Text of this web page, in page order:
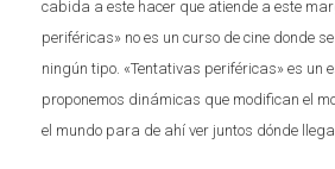
cabida a este hacer que atiende a este
periféricas» no es un curso de cine donde
ningún tipo. «Tentativas periféricas» es un
proponemos dinámicas que modifican el
el mundo para de ahí ver juntos dónde